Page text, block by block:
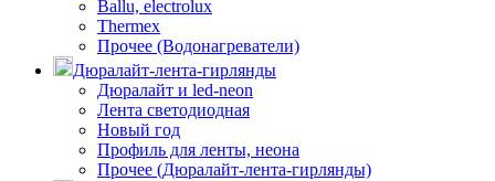
Ballu, electrolux
Thermex
Прочее (Водонагреватели)
Дюралайт-лента-гирлянды
Дюралайт и led-neon
Лента светодиодная
Новый год
Профиль для ленты, неона
Прочее (Дюралайт-лента-гирлянды)